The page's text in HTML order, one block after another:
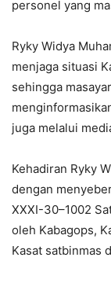
personel yang
Ryky Widya
menjaga situasi
sehingga
juga melalui
Kehadiran Ryky
dengan
XXXI-30–1002
oleh Kabagops,
Kasat satbinmas